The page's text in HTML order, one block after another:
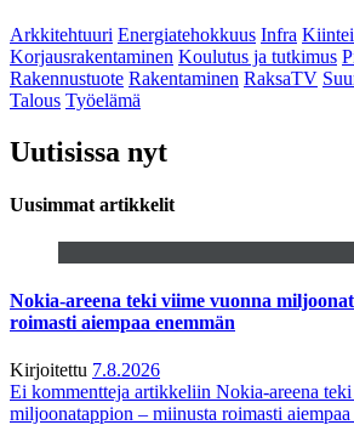
Arkkitehtuuri Energiatehokkuus Infra
Korjausrakentaminen Koulutus ja tutkimus
Rakennustuote Rakentaminen RaksaTV
Talous Työelämä
Uutisissa nyt
Uusimmat artikkelit
Nokia-areena teki viime vuonna
roimasti aiempaa enemmän
Kirjoitettu 7.8.2026
Ei kommentteja artikkeliin Nokia-areena
miljoonatappion – miinusta roimasti aiempaa